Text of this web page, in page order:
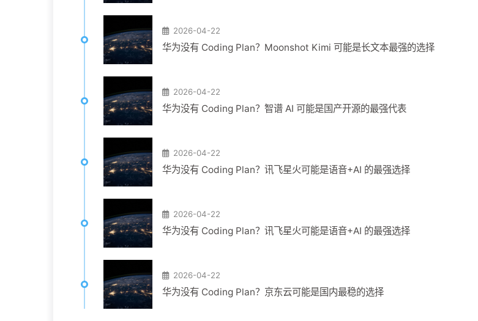
2026-04-22
华为没有 Coding Plan？Moonshot Kimi 可能是长文本最强的选择
2026-04-22
华为没有 Coding Plan？智谱 AI 可能是国产开源的最强代表
2026-04-22
华为没有 Coding Plan？讯飞星火可能是语音+AI 的最强选择
2026-04-22
华为没有 Coding Plan？讯飞星火可能是语音+AI 的最强选择
2026-04-22
华为没有 Coding Plan？京东云可能是国内最稳的选择